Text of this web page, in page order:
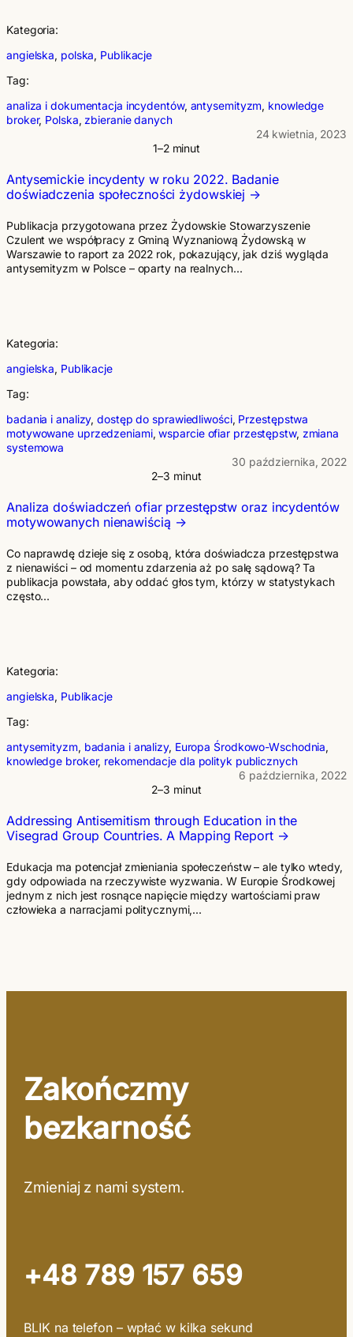
Kategoria:
angielska, polska, Publikacje
Tag:
analiza i dokumentacja incydentów, antysemityzm, knowledge
broker, Polska, zbieranie danych
24 kwietnia, 2023
1–2 minut
Antysemickie incydenty w roku 2022. Badanie
doświadczenia społeczności żydowskiej
Publikacja przygotowana przez Żydowskie Stowarzyszenie
Czulent we współpracy z Gminą Wyznaniową Żydowską w
Warszawie to raport za 2022 rok, pokazujący, jak dziś wygląda
antysemityzm w Polsce – oparty na realnych…
Kategoria:
angielska, Publikacje
Tag:
badania i analizy, dostęp do sprawiedliwości, Przestępstwa
motywowane uprzedzeniami, wsparcie ofiar przestępstw, zmiana
systemowa
30 października, 2022
2–3 minut
Analiza doświadczeń ofiar przestępstw oraz incydentów
motywowanych nienawiścią
Co naprawdę dzieje się z osobą, która doświadcza przestępstwa
z nienawiści – od momentu zdarzenia aż po salę sądową? Ta
publikacja powstała, aby oddać głos tym, którzy w statystykach
często…
Kategoria:
angielska, Publikacje
Tag:
antysemityzm, badania i analizy, Europa Środkowo-Wschodnia
knowledge broker, rekomendacje dla polityk publicznych
6 października, 2022
2–3 minut
Addressing Antisemitism through Education in the
Visegrad Group Countries. A Mapping Report
Edukacja ma potencjał zmieniania społeczeństw – ale tylko wtedy,
gdy odpowiada na rzeczywiste wyzwania. W Europie Środkowej
jednym z nich jest rosnące napięcie między wartościami praw
człowieka a narracjami politycznymi,…
Zakończmy
bezkarność
Zmieniaj z nami system.
+48 789 157 659
BLIK na telefon – wpłać w kilka sekund